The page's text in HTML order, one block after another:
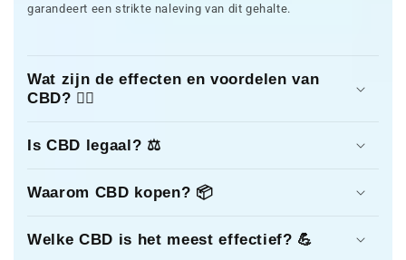
garandeert een strikte naleving van dit gehalte.
Wat zijn de effecten en voordelen van
CBD? 👩‍⚕️
Is CBD legaal? ⚖️
Waarom CBD kopen? 📦
Welke CBD is het meest effectief? 💪